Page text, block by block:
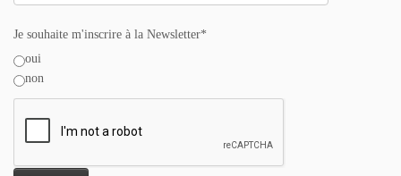
Je souhaite m'inscrire à la Newsletter*
oui
non